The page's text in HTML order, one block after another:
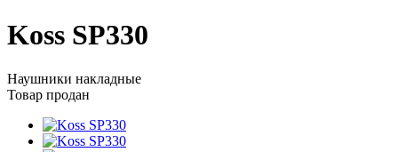
Koss SP330
Наушники накладные
Товар продан